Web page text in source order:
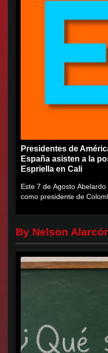
Presidentes de
España asisten a la
Espriella en Cali
Este 7 de Agosto
como presidente de
By Nelson